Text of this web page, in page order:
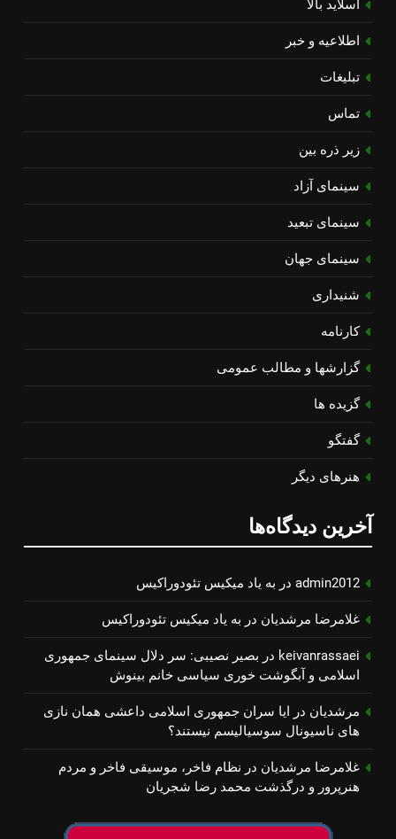
اسلاید بالا
اطلاعیه و خبر
تبلیغات
تماس
زیر ذره بین
سینمای آزاد
سینمای تبعید
سینمای جهان
شنیداری
کارنامه
گزارشها و مطالب عمومی
گزیده ها
گفتگو
هنرهای دیگر
آخرین دیدگاه‌ها
admin2012 در به یاد میكیس تئودوراكیس
غلامرضا مرشدیان در به یاد میكیس تئودوراكیس
keivanrassaei در بصیر نصیبی: سر دلال سینمای جمهوری
اسلامی و آبگوشت خوری سیاسی خانم بینوش
مرشدیان در ایا سران جمهوری اسلامی داعشی همان نازی
های ناسیونال سوسیالیسم نیستند؟
غلامرضا مرشدیان در نظام فاخر، موسیقی فاخر و مردم
هنرپرور و درگذشت محمد رضا شجریان